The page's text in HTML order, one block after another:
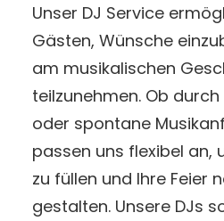
Unser DJ Service
Gästen, Wünsche
am musikalischen
teilzunehmen. Ob durch
oder spontane
passen uns flexibel an,
zu füllen und Ihre Feier
gestalten. Unsere DJs